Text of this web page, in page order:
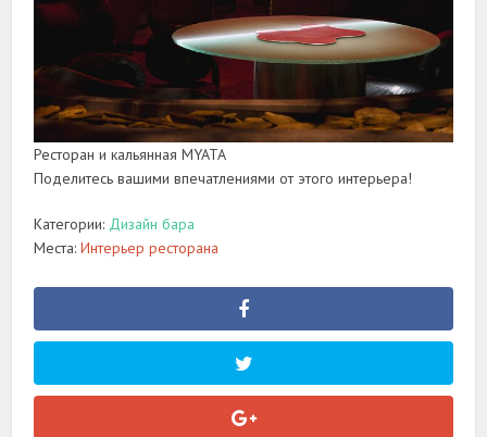
Ресторан и кальянная MYATA
Поделитесь вашими впечатлениями от этого интерьера!
Категории: Дизайн бара
Места:Интерьер ресторана